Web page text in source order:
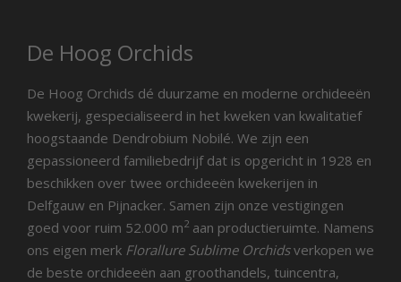
De Hoog Orchids
De Hoog Orchids dé duurzame en moderne orchideeën
kwekerij, gespecialiseerd in het kweken van kwalitatief
hoogstaande Dendrobium Nobilé. We zijn een
gepassioneerd familiebedrijf dat is opgericht in 1928 en
beschikken over twee orchideeën kwekerijen in
Delfgauw en Pijnacker. Samen zijn onze vestigingen
goed voor ruim 52.000 m2 aan productieruimte. Namens
ons eigen merk Florallure Sublime Orchidsverkopen we
de beste orchideeën aan groothandels, tuincentra,